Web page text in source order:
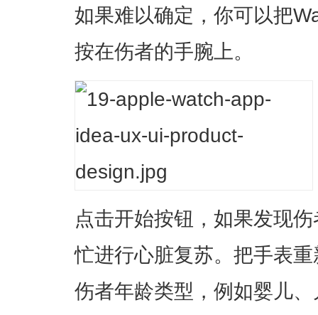
如果难以确定，你可以把
按在伤者的手腕上。
点击开始按钮，如果发现
忙进行心脏复苏。把手表
伤者年龄类型，例如婴儿